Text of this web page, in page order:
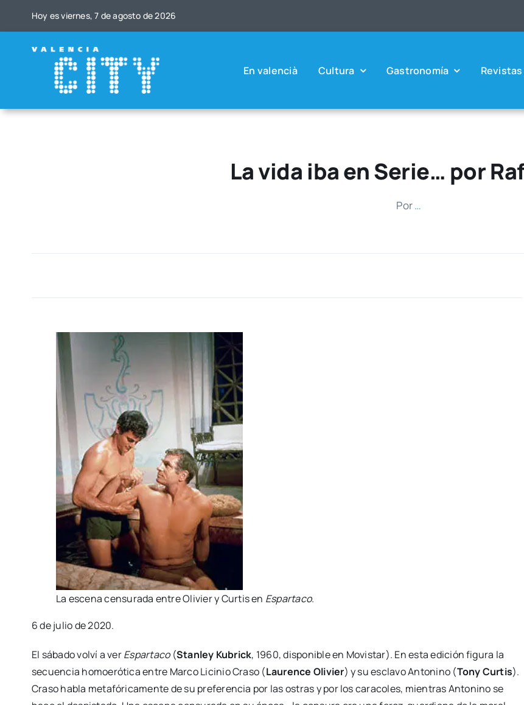
Hoy es vier­nes, 7 de agos­to de 2026
En valen­cià Cul­tu­ra Gas­tro­no­mía Revis­tas
La vida iba en Serie… por
Por…
La esce­na cen­su­ra­da entre Oli­vier y Cur­tis en Espar­ta­co.
6 de julio de 2020.
El sába­do vol­ví a verEspar­ta­co(Stan­ley Kubrick, 1960, dis­po­ni­ble en Movis­tar). En esta edi­ción figu­ra la
secuen­cia homo­eró­ti­ca entre Mar­co Lici­nio Cra­so (Lau­ren­ce Oli­vier) y su escla­vo Anto­nino (Tony Cur­tis).
Cra­so habla meta­fó­ri­ca­men­te de su pre­fe­ren­cia por las ostras y por los cara­co­les, mien­tras Anto­nino se